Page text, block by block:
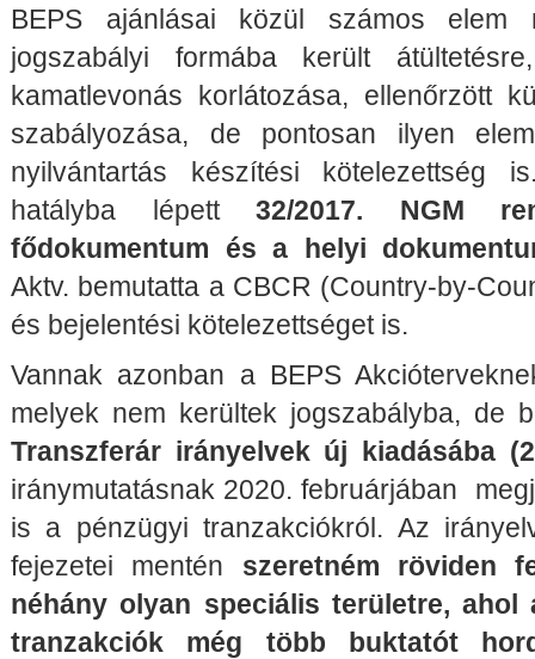
BEPS ajánlásai közül számos elem
jogszabályi formába került
kamatlevonás korlátozása, ellenőrzött
szabályozása, de pontosan ilyen
nyilvántartás készítési kötelezettség
hatályba lépett 32/2017. NGM
fődokumentum és a helyi
Aktv. bemutatta a CBCR (Country-by-
és bejelentési kötelezettséget is.
Vannak azonban a BEPS
melyek nem kerültek jogszabályba, de
Transzferár irányelvek új kiadásába
iránymutatásnak 2020. februárjában
is a pénzügyi tranzakciókról. Az
fejezetei mentén szeretném röviden
néhány olyan speciális területre, ahol
tranzakciók még több buktatót